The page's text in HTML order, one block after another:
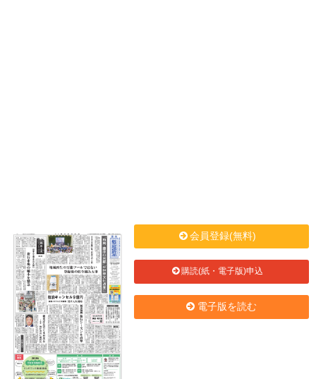
会員登録(無料)
購読(紙・電子版)申込
電子版を読む